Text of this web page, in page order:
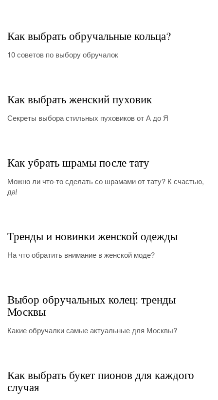
Как выбрать обручальные кольца?
10 советов по выбору обручалок
Как выбрать женский пуховик
Секреты выбора стильных пуховиков от А до Я
Как убрать шрамы после тату
Можно ли что-то сделать со шрамами от тату? К счастью,
да!
Тренды и новинки женской одежды
На что обратить внимание в женской моде?
Выбор обручальных колец: тренды
Москвы
Какие обручалки самые актуальные для Москвы?
Как выбрать букет пионов для каждого
случая